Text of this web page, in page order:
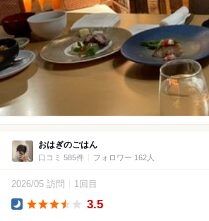
おはぎのごはん
口コミ 585件 フォロワー 162人
2026/05 訪問 1回目
3.5